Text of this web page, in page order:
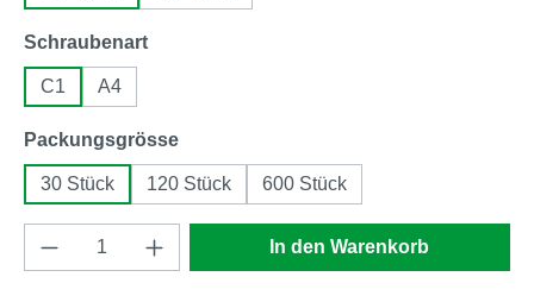
Schraubenartauswählen
C1 A4
Packungsgrösseauswählen
30 Stück 120 Stück 600 Stück
Produkt Anzahl: Gib den gewünschten
In den Warenkorb